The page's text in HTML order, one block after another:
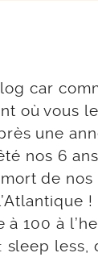
car
où vous
une
nos 6
de
!
à 100 à
sleep less,